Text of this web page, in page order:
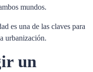
mundos.
es una de las claves para
urbanización.
un